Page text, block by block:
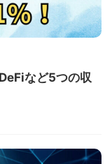
など5つの収